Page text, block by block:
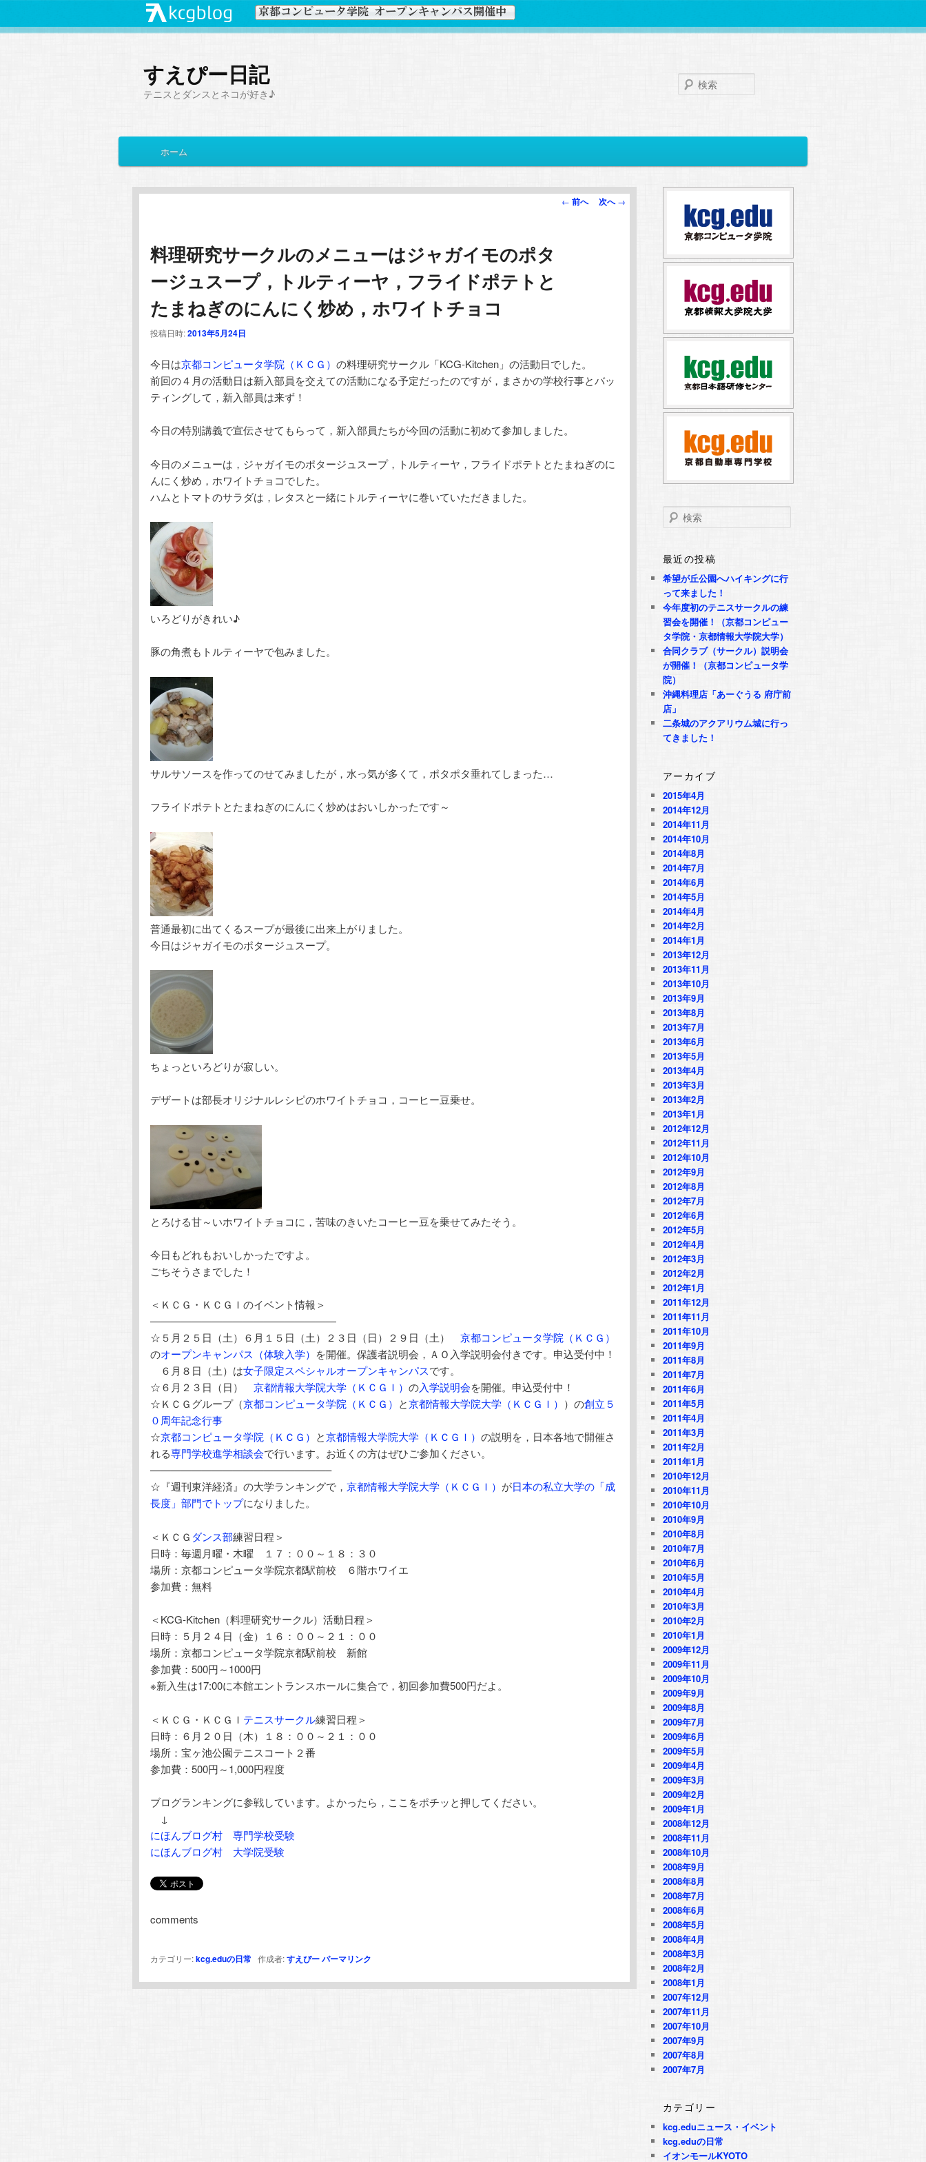
すえぴー日記
テニスとダンスとネコが好き♪
イ
メ
イ
コ
ン
テ
ツ
動
サ
ブ
ン
テ
ン
へ
ホーム
投
← 前へ 次へ→
料理研究サークルのメニューはジャガイモのポタ
ージュスープ，トルティーヤ，フライドポテトと
たまねぎのにんにく炒め，ホワイトチョコ
投稿日時:2013年5月24日
今日は京都コンピュータ学院（ＫＣＧ） の料理研究サークル「KCG-Kitchen」の活動日でした。
前回の４月の活動日は新入部員を交えての活動になる予定だったのですが，まさかの学校行事とバッ
ティングして，新入部員は来ず！
今日の特別講義で宣伝させてもらって，新入部員たちが今回の活動に初めて参加しました。
今日のメニューは，ジャガイモのポタージュスープ，トルティーヤ，フライドポテトとたまねぎのに
んにく炒め，ホワイトチョコでした。
ハムとトマトのサラダは，レタスと一緒にトルティーヤに巻いていただきました。
いろどりがきれい♪
豚の角煮もトルティーヤで包みました。
サルサソースを作ってのせてみましたが，水っ気が多くて，ポタポタ垂れてしまった…
フライドポテトとたまねぎのにんにく炒めはおいしかったです～
普通最初に出てくるスープが最後に出来上がりました。
今日はジャガイモのポタージュスープ。
ちょっといろどりが寂しい。
デザートは部長オリジナルレシピのホワイトチョコ，コーヒー豆乗せ。
とろける甘～いホワイトチョコに，苦味のきいたコーヒー豆を乗せてみたそう。
今日もどれもおいしかったですよ。
ごちそうさまでした！
＜ＫＣＧ・ＫＣＧＩのイベント情報＞
——————————————————
☆５月２５日（土）６月１５日（土）２３日（日）２９日（土） 京都コンピュータ学院（ＫＣＧ）
のオープンキャンパス（体験入学） を開催。保護者説明会，ＡＯ入学説明会付きです。申込受付中！
６月８日（土）は女子限定スペシャルオープンキャンパスです。
☆６月２３日（日） 京都情報大学院大学（ＫＣＧＩ） の入学説明会を開催。申込受付中！
☆ＫＣＧグループ（京都コンピュータ学院（ＫＣＧ） と京都情報大学院大学（ＫＣＧＩ） ）の創立５
０周年記念行事
☆京都コンピュータ学院（ＫＣＧ） と京都情報大学院大学（ＫＣＧＩ） の説明を，日本各地で開催さ
れる専門学校進学相談会で行います。お近くの方はぜひご参加ください。
—————————————————–
☆『週刊東洋経済』の大学ランキングで， 京都情報大学院大学（ＫＣＧＩ） が日本の私立大学の「成
長度」部門でトップになりました。
＜ＫＣＧ ダンス部練習日程＞
日時：毎週月曜・木曜 １７：００～１８：３０
場所：京都コンピュータ学院京都駅前校 ６階ホワイエ
参加費：無料
＜KCG-Kitchen（料理研究サークル）活動日程＞
日時：５月２４日（金）１６：００～２１：００
場所：京都コンピュータ学院京都駅前校 新館
参加費：500円～1000円
※新入生は17:00に本館エントランスホールに集合で，初回参加費500円だよ。
＜ＫＣＧ・ＫＣＧＩ テニスサークル練習日程＞
日時：６月２０日（木）１８：００～２１：００
場所：宝ヶ池公園テニスコート２番
参加費：500円～1,000円程度
ブログランキングに参戦しています。よかったら，ここをポチッと押してください。
↓
にほんブログ村 専門学校受験
にほんブログ村 大学院受験
comments
カテゴリー:kcg.eduの日常 作成者:すえぴーパーマリンク
検
索
最近の投稿
希望が丘公園へハイキングに行
って来ました！
今年度初のテニスサークルの練
習会を開催！（京都コンピュー
タ学院・京都情報大学院大学）
合同クラブ（サークル）説明会
が開催！（京都コンピュータ学
院）
沖縄料理店「あーぐうる 府庁前
店」
二条城のアクアリウム城に行っ
てきました！
アーカイブ
2015年4月
2014年12月
2014年11月
2014年10月
2014年8月
2014年7月
2014年6月
2014年5月
2014年4月
2014年2月
2014年1月
2013年12月
2013年11月
2013年10月
2013年9月
2013年8月
2013年7月
2013年6月
2013年5月
2013年4月
2013年3月
2013年2月
2013年1月
2012年12月
2012年11月
2012年10月
2012年9月
2012年8月
2012年7月
2012年6月
2012年5月
2012年4月
2012年3月
2012年2月
2012年1月
2011年12月
2011年11月
2011年10月
2011年9月
2011年8月
2011年7月
2011年6月
2011年5月
2011年4月
2011年3月
2011年2月
2011年1月
2010年12月
2010年11月
2010年10月
2010年9月
2010年8月
2010年7月
2010年6月
2010年5月
2010年4月
2010年3月
2010年2月
2010年1月
2009年12月
2009年11月
2009年10月
2009年9月
2009年8月
2009年7月
2009年6月
2009年5月
2009年4月
2009年3月
2009年2月
2009年1月
2008年12月
2008年11月
2008年10月
2008年9月
2008年8月
2008年7月
2008年6月
2008年5月
2008年4月
2008年3月
2008年2月
2008年1月
2007年12月
2007年11月
2007年10月
2007年9月
2007年8月
2007年7月
カテゴリー
kcg.eduニュース・イベント
kcg.eduの日常
イオンモールKYOTO